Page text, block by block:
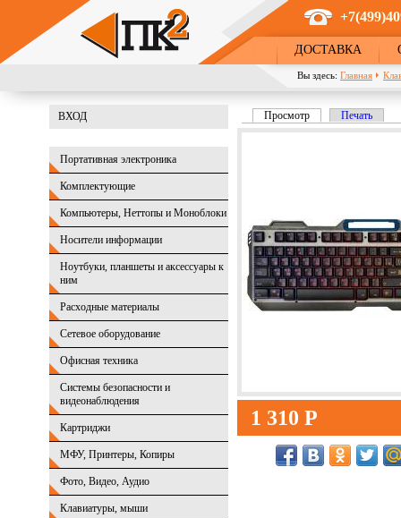
Перейти к основному содержанию
ДОСТАВКА
Вы здесь: Главная
ВХОД
Портативная электроника
Комплектующие
Компьютеры, Неттопы и Моноблоки
Носители информации
Ноутбуки, планшеты и аксессуары к
ним
Расходные материалы
Сетевое оборудование
Офисная техника
Системы безопасности и
видеонаблюдения
Картриджи
МФУ, Принтеры, Копиры
Фото, Видео, Аудио
Клавиатуры, мыши
Главные вкладки
Просмотр (активная вкладка)
Печать
1 310 Р